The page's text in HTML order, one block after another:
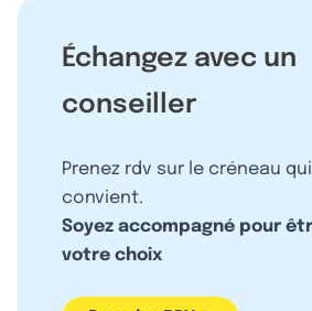
Échangez avec un
conseiller
Prenez rdv sur le créneau
convient.
Soyez accompagné pour
votre choix